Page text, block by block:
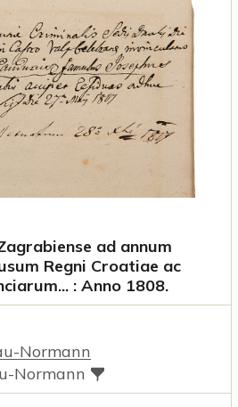
ad annum
Regni Croatiae ac
: Anno 1808.
Normann
Normann